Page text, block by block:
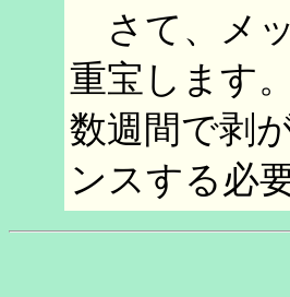
さて、メ
重宝します
数週間で剥
ンスする必